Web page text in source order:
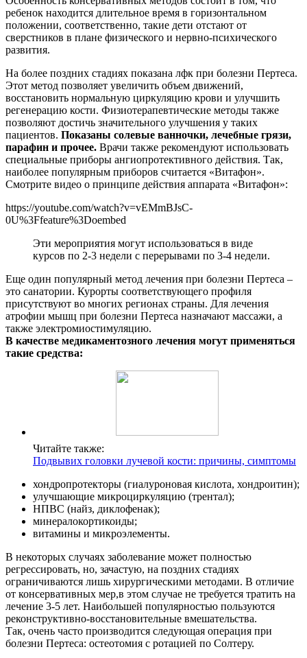
ребенок находится длительное время в горизонтальном
положении, соответственно, такие дети отстают от
сверстников в плане физического и нервно-психического
развития.
На более поздних стадиях показана лфк при болезни Пертеса.
Этот метод позволяет увеличить объем движений,
восстановить нормальную циркуляцию крови и улучшить
регенерацию кости. Физиотерапевтические методы также
позволяют достичь значительного улучшения у таких
пациентов. Показаны солевые ванночки, лечебные грязи,
парафин и прочее. Врачи также рекомендуют использовать
специальные приборы ангиопротективного действия. Так,
наиболее популярным приборов считается «Витафон».
Смотрите видео о принципе действия аппарата «Витафон»:
https://youtube.com/watch?v=vEMmBJsC-
0U%3Ffeature%3Doembed
Эти мероприятия могут использоваться в виде
курсов по 2-3 недели с перерывами по 3-4 недели.
Еще один популярный метод лечения при болезни Пертеса –
это санатории. Курорты соответствующего профиля
присутствуют во многих регионах страны. Для лечения
атрофии мышц при болезни Пертеса назначают массажи, а
также электромиостимуляцию.
В качестве медикаментозного лечения могут применяться
такие средства:
Читайте также:
Подвывих головки лучевой кости: причины, симптомы
хондропротекторы (гиалуроновая кислота, хондроитин);
улучшающие микроциркуляцию (трентал);
НПВС (найз, диклофенак);
минералокортикоиды;
витамины и микроэлементы.
В некоторых случаях заболевание может полностью
регрессировать, но, зачастую, на поздних стадиях
ограничиваются лишь хирургическими методами. В отличие
от консервативных мер,в этом случае не требуется тратить на
лечение 3-5 лет. Наибольшей популярностью пользуются
реконструктивно-восстановительные вмешательства.
Так, очень часто производится следующая операция при
болезни Пертеса: остеотомия с ротацией по Солтеру.